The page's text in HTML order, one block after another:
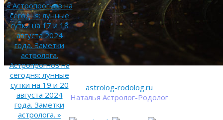
astrolog-rodolog.ru
Наталья Астролог-Родолог
«Астропрогноз на
сегодня: лунные
сутки на 17 и 18
августа 2024
года. Заметки
астролога.
Астропрогноз на
сегодня: лунные
сутки на 19 и 20
августа 2024
года. Заметки
астролога. »